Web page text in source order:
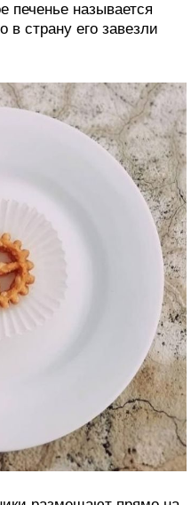
называется
в страну его завезли